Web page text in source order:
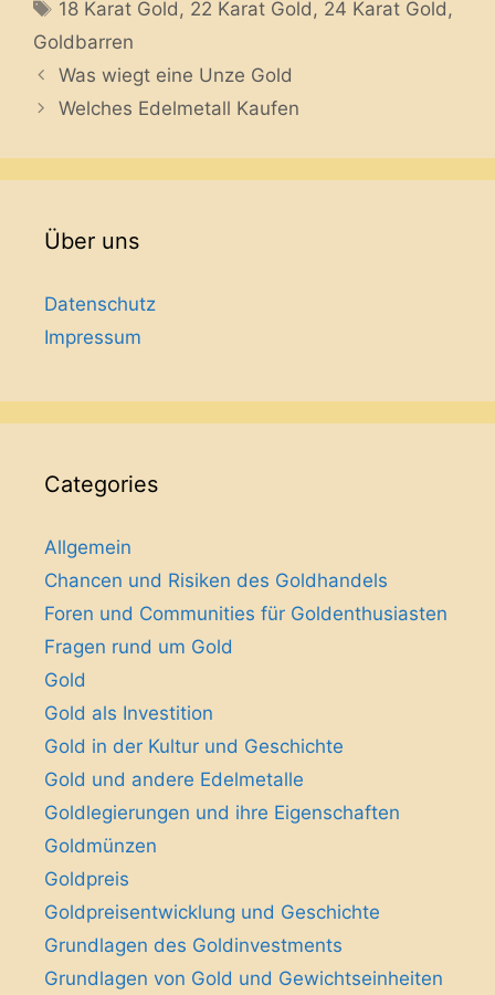
18 Karat Gold , 22 Karat Gold , 24 Karat Gold ,
Goldbarren
Was wiegt eine Unze Gold
Welches Edelmetall Kaufen
Über uns
Datenschutz
Impressum
Categories
Allgemein
Chancen und Risiken des Goldhandels
Foren und Communities für Goldenthusiasten
Fragen rund um Gold
Gold
Gold als Investition
Gold in der Kultur und Geschichte
Gold und andere Edelmetalle
Goldlegierungen und ihre Eigenschaften
Goldmünzen
Goldpreis
Goldpreisentwicklung und Geschichte
Grundlagen des Goldinvestments
Grundlagen von Gold und Gewichtseinheiten